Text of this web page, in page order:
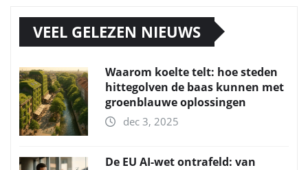
VEEL GELEZEN NIEUWS
Waarom koelte telt: hoe steden
hittegolven de baas kunnen met
groenblauwe oplossingen
dec 3, 2025
De EU AI-wet ontrafeld: van